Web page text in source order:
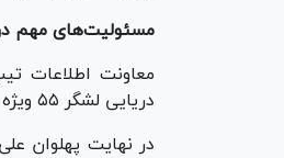
مسئولیت‌های مهم
دریایی لشگر ۵۵ ویژه شهدا داشتند.